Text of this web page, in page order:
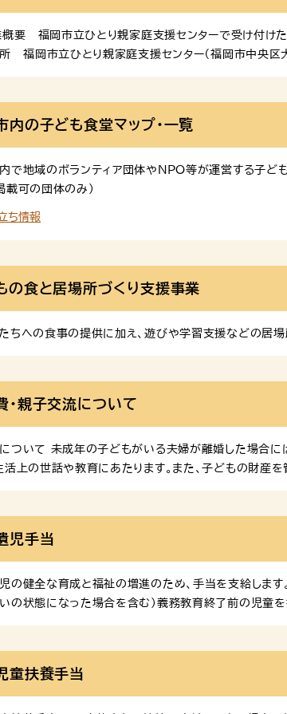
概要 福岡市立ひとり親家庭支援センターで受け付け
福岡市立ひとり親家庭支援センター（福岡市中央区
内の子ども食堂マップ・一覧
で地域のボランティア団体やNPO等が運営する子ど
載可の団体のみ）
ち情報
の食と居場所づくり支援事業
ちへの食事の提供に加え、遊びや学習支援などの居場
・親子交流について
ついて 未成年の子どもがいる夫婦が離婚した場合に
活上の世話や教育にあたります。また、子どもの財産
の責務を明確化するとともに、親権・監護、養育費
児手当
の健全な育成と福祉の増進のため、手当を支給しま
の状態になった場合を含む）義務教育終了前の児童
童扶養手当